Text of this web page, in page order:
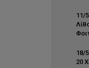
11/
18/
20